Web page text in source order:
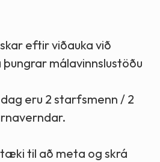
eftir viðauka við
málavinnslustöðu
eru 2 starfsmenn / 2
til að meta og skrá